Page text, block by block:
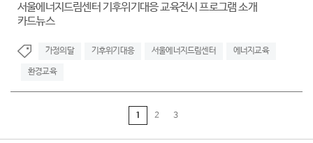
서울에너지드림센터 기후위기대응 교육전시 프로그램 소개
카드뉴스
가정의달 기후위기대응 서울에너지드림센터 에너지교육
환경교육
1 2 3